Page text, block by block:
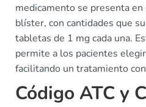
medicamento se presenta
blíster, con cantidades que
tabletas de 1 mg cada una.
permite a los pacientes
facilitando un tratamiento
Código ATC y